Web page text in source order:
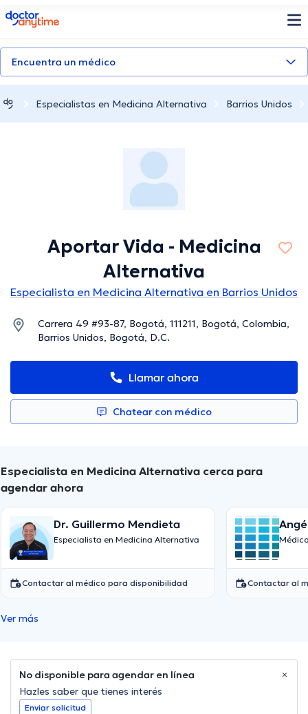
doctoranytime
Encuentra un médico
Especialistas en Medicina Alternativa Barrios Unidos
Aportar Vida - Medicina
Alternativa
Especialista en Medicina Alternativa en Barrios Unidos
Carrera 49 #93-87, Bogotá, 111211, Bogotá, Colombia,
Barrios Unidos, Bogotá, D.C.
Llamar ahora
Chatear con médico
Especialista en Medicina Alternativa cerca para
agendar ahora
Dr. Guillermo Mendieta
Especialista en Medicina Alternativa
Contactar al médico para disponibilidad Contactar al
Ver más
No disponible para agendar en línea
Hazles saber que tienes interés
Enviar solicitud